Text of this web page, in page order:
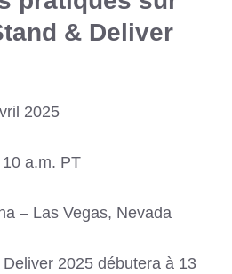
& Deliver
2025
a.m. PT
– Las Vegas, Nevada
2025 débutera à 13